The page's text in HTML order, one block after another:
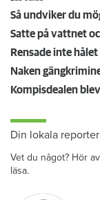
Din lokala reporter
Vet du något? Hör
läsa.